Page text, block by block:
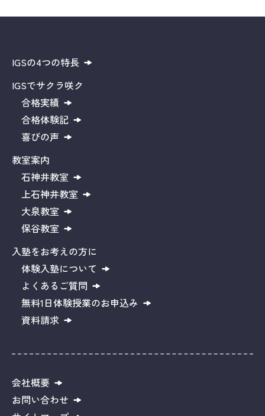
IGSの4つの特長
IGSでサクラ咲ク
合格実績
合格体験記
喜びの声
教室案内
石神井教室
上石神井教室
大泉教室
保谷教室
入塾をお考えの方に
体験入塾について
よくあるご質問
無料1日体験授業のお申込み
資料請求
会社概要
お問い合わせ